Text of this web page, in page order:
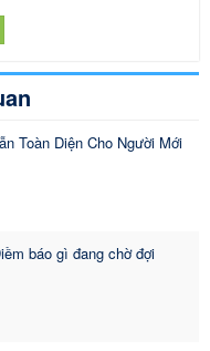
Toàn Diện Cho Người Mới
báo gì đang chờ đợi